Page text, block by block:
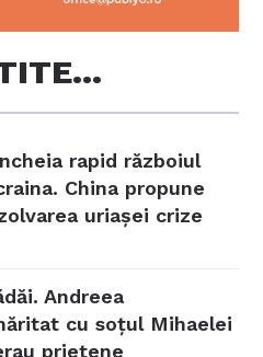
rapid războiul
China propune
uriașei crize
Andreea
cu soțul Mihaelei
prietene